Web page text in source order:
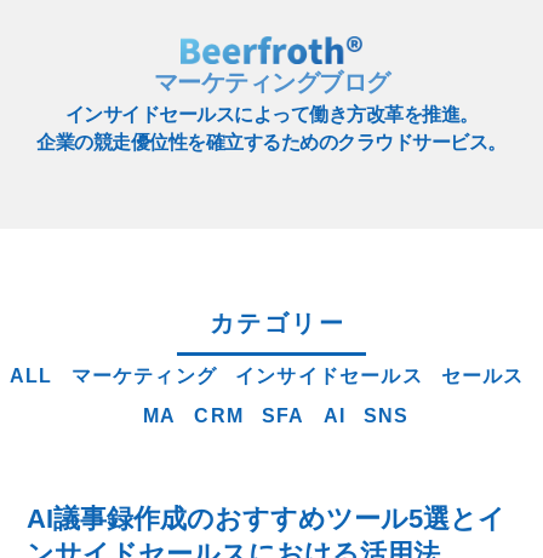
マーケティングブログ
インサイドセールスによって働き方改革を推進。
企業の競走優位性を確立するためのクラウドサービス。
カテゴリー
ALL マーケティング インサイドセールス
セールス
MA
CRM SFA AI SNS
AI議事録作成のおすすめツール5選とイ